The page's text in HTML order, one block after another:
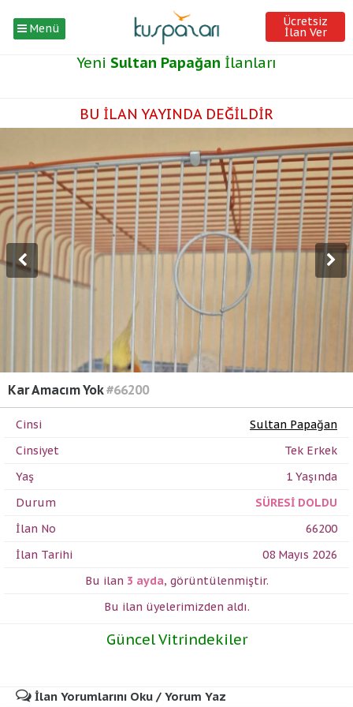
Menü Ücretsiz
İlan Ver
Yeni Sultan Papağan İlanları
BU İLAN YAYINDA DEĞİLDİR
Kar Amacım Yok#66200
Cinsi
Sultan Papağan
Cinsiyet
Tek Erkek
Yaş
1 Yaşında
Durum
SÜRESİ DOLDU
İlan No
66200
İlan Tarihi
08 Mayıs 2026
Bu ilan 3 ayda, görüntülenmiştir.
Bu ilan üyelerimizden aldı.
Güncel Vitrindekiler
İlan Yorumlarını Oku / Yorum Yaz